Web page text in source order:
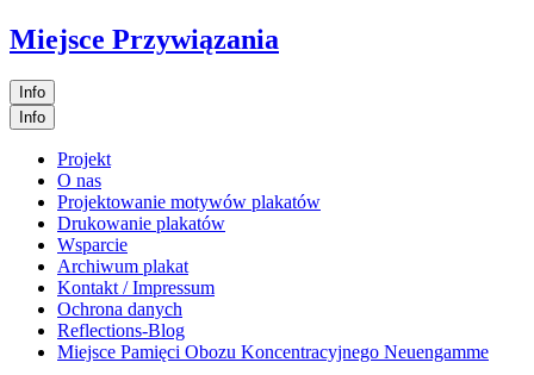
Miejsce Przywiązania
Info
Info
Projekt
O nas
Projektowanie motywów plakatów
Drukowanie plakatów
Wsparcie
Archiwum plakat
Kontakt / Impressum
Ochrona danych
Reflections-Blog
Miejsce Pamięci Obozu Koncentracyjnego Neuengamme